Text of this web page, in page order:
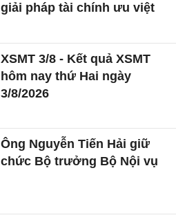
giải pháp tài chính ưu việt
XSMT 3/8 - Kết quả XSMT
hôm nay thứ Hai ngày
3/8/2026
Ông Nguyễn Tiến Hải giữ
chức Bộ trưởng Bộ Nội vụ